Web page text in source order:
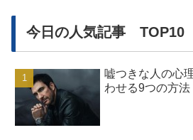
今日の人気記事 TOP10
嘘つきな人の心
わせる9つの方法